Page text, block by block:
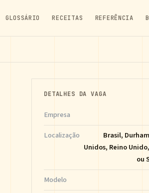
GLOSSÁRIO RECEITAS REFERÊNCIA
DETALHES DA VAGA
Empresa
Localização
Brasil,
Unidos, Reino
ou
Modelo